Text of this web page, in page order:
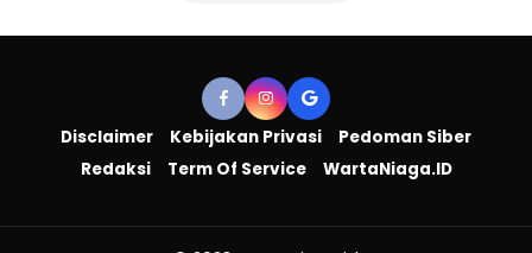
Disclaimer Kebijakan Privasi
Pedoman Siber
Redaksi
Term Of Service WartaNiaga.ID